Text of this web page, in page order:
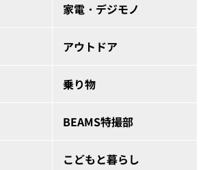
家電・デジモノ
アウトドア
乗り物
BEAMS特撮部
こどもと暮らし